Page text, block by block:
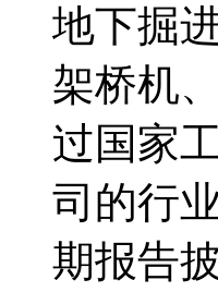
地下掘
架桥机
过国家
司的行
期报告